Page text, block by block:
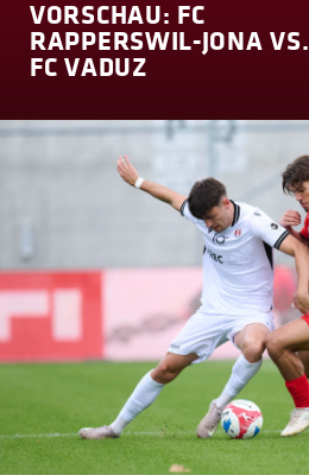
VORSCHAU: FC
RAPPERSWIL-JONA VS.
FC VADUZ